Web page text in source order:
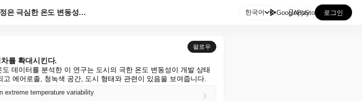
도시화 과정은 극심한 온도 변동성의 전 지구적 격차를 ... 한국어 GooglePlay
AppStore 로그인
팔로우
를 확대시킨다.
데이터를 분석한 이 연구는 도시의 극한 온도 변동성이 개발 상태
에어로졸, 청녹색 공간, 도시 형태와 관련이 있음을 보여줍니다.
extreme temperature variability